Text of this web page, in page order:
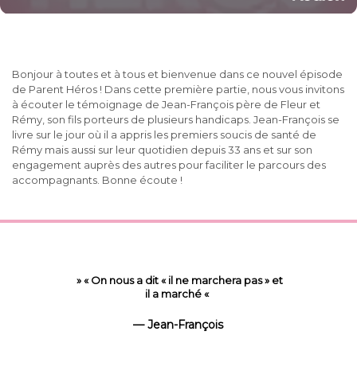
Bonjour à toutes et à tous et bienvenue dans ce nouvel épisode
de Parent Héros ! Dans cette première partie, nous vous invitons
à écouter le témoignage de Jean-François père de Fleur et
Rémy, son fils porteurs de plusieurs handicaps. Jean-François se
livre sur le jour où il a appris les premiers soucis de santé de
Rémy mais aussi sur leur quotidien depuis 33 ans et sur son
engagement auprès des autres pour faciliter le parcours des
accompagnants. Bonne écoute !
»« On nous a dit « il ne marchera pas » et
il a marché«
Jean-François